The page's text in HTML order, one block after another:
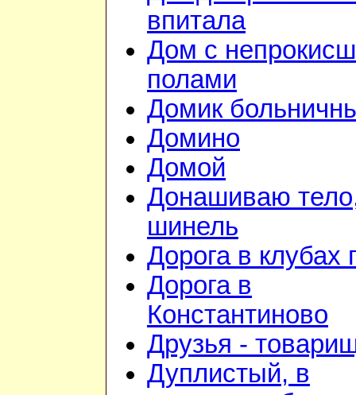
впитала
Дом с
полами
Домик
Домино
Домой
Донашиваю
шинель
Дорога в клубах
Дорога в
Константиново
Друзья -
Дуплистый, в